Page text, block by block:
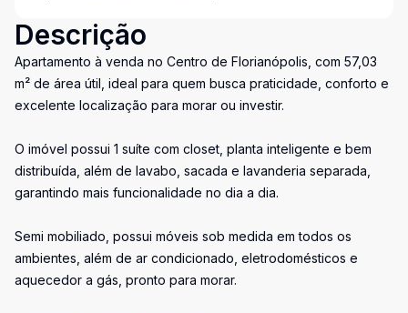
Descrição
Apartamento à venda no Centro de Florianópolis, com 57,03
m² de área útil, ideal para quem busca praticidade, conforto e
excelente localização para morar ou investir.
O imóvel possui 1 suíte com closet, planta inteligente e bem
distribuída, além de lavabo, sacada e lavanderia separada,
garantindo mais funcionalidade no dia a dia.
Semi mobiliado, possui móveis sob medida em todos os
ambientes, além de ar condicionado, eletrodomésticos e
aquecedor a gás, pronto para morar.